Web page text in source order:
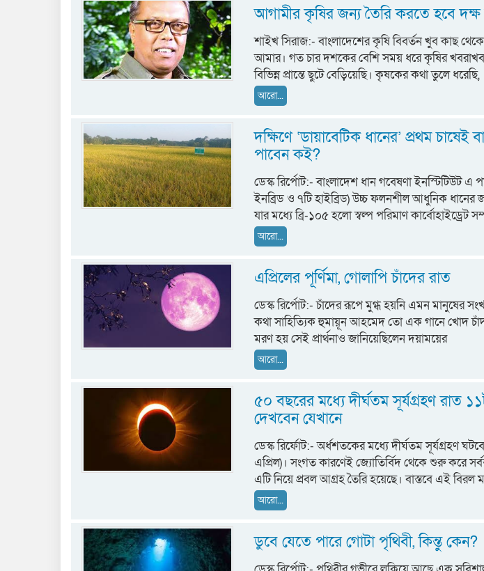
আগামীর কৃষির জন্য তৈরি করতে হবে
শাইখ সিরাজ:- বাংলাদেশের কৃষি বিবর্তন খুব কাছ
আমার। গত চার দশকের বেশি সময় ধরে কৃষির
বিভিন্ন প্রান্তে ছুটে বেড়িয়েছি। কৃষকের কথা তুলে ধরেছি,
আরো...
দক্ষিণে ‘ডায়াবেটিক ধানের’ প্রথম চাষেই
পাবেন কই?
ডেস্ক রির্পোট:- বাংলাদেশ ধান গবেষণা ইনস্টিটিউট এ
ইনব্রিড ও ৭টি হাইব্রিড) উচ্চ ফলনশীল আধুনিক ধানের
যার মধ্যে ব্রি-১০৫ হলো স্বল্প পরিমাণ কার্বোহাইড্রেট
আরো...
এপ্রিলের পূর্ণিমা, গোলাপি চাঁদের রাত
ডেস্ক রির্পোট:- চাঁদের রূপে মুগ্ধ হয়নি এমন মানুষের
কথা সাহিত্যিক হুমায়ূন আহমেদ তো এক গানে খোদ
মরণ হয় সেই প্রার্থনাও জানিয়েছিলেন দয়াময়ের
আরো...
৫০ বছরের মধ্যে দীর্ঘতম সূর্যগ্রহণ রাত
দেখবেন যেখানে
ডেস্ক রির্ফোট:- অর্ধশতকের মধ্যে দীর্ঘতম সূর্যগ্রহণ
এপ্রিল)। সংগত কারণেই জ্যোতির্বিদ থেকে শুরু করে
এটি নিয়ে প্রবল আগ্রহ তৈরি হয়েছে। বাস্তবে এই বিরল
আরো...
ডুবে যেতে পারে গোটা পৃথিবী, কিন্তু কেন?